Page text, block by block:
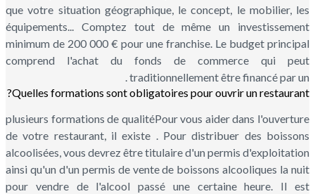
que votre situation géographique, le concept, le mobilier, les
équipements... Comptez tout de même un investissement
minimum de 200 000 € pour une franchise. Le budget principal
comprend l'achat du fonds de commerce qui peut
traditionnellement être financé par un .
Quelles formations sont obligatoires pour ouvrir un restaurant?
plusieurs formations de qualitéPour vous aider dans l'ouverture
de votre restaurant, il existe . Pour distribuer des boissons
alcoolisées, vous devrez être titulaire d'un permis d'exploitation
ainsi qu'un d'un permis de vente de boissons alcooliques la nuit
pour vendre de l'alcool passé une certaine heure. Il est